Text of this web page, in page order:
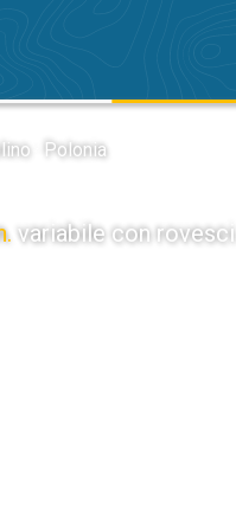
· Polonia
variabile con rovesci